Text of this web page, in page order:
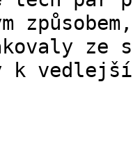
ze